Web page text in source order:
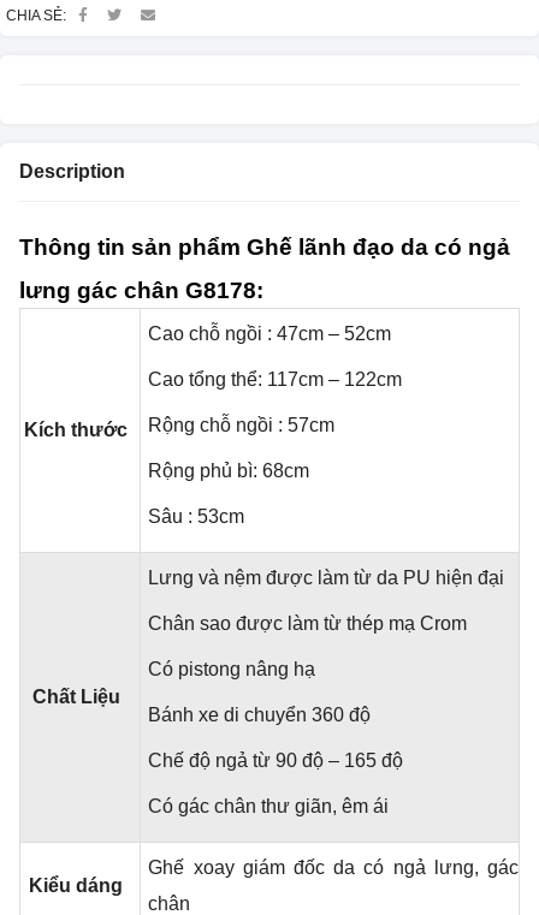
CHIA SẺ:
Description
Thông tin sản phẩm Ghế lãnh đạo da có ngả
lưng gác chân G8178:
Kích thước
Cao chỗ ngồi : 47cm – 52cm
Cao tổng thể: 117cm – 122cm
Rộng chỗ ngồi : 57cm
Rộng phủ bì: 68cm
Sâu : 53cm
Chất Liệu
Lưng và nệm được làm từ da PU hiện đại
Chân sao được làm từ thép mạ Crom
Có pistong nâng hạ
Bánh xe di chuyển 360 độ
Chế độ ngả từ 90 độ – 165 độ
Có gác chân thư giãn, êm ái
Kiểu dáng
Ghế xoay giám đốc da có ngả lưng, gác
chân